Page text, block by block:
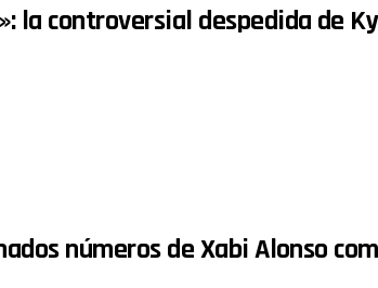
la controversial despedida de
números de Xabi Alonso